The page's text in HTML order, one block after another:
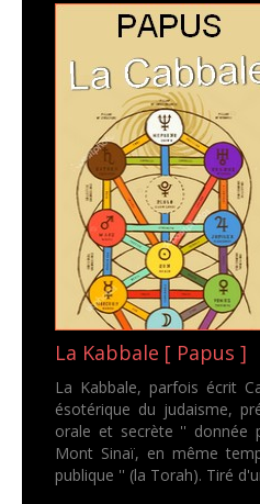
La Kabbale [ Papus ]
La Kabbale, parfois écrit
ésotérique du judaisme,
orale et secrète '' donnée
Mont Sinaï, en même
publique '' (la Torah). Tiré